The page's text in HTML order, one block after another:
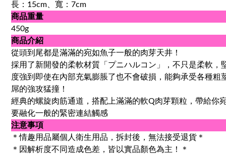
長：15cm、寬：7cm
商品重量
450g
商品介紹
從頭到尾都是滿滿的宛如魚子一般的肉芽天井！
採用了新開發的柔軟材質「プニハルコン」，不只是柔軟，
度強到即使在內部充氣膨脹了也不會破損，能夠承受各種粗
屌的強攻猛撞！
經典的螺旋肉筋通道，搭配上滿滿的軟Q肉芽顆粒，帶給你
要融化一般的緊密連結觸感
注意事項
＊情趣用品屬個人衛生用品，拆封後，無法接受退貨＊
＊因解析度不同造成色差，皆以實品顏色為主！＊